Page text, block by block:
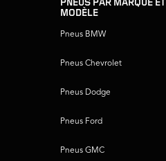
pied
de
PNEUS PAR MARQUE ET
MODÈLE
Pneus BMW
Pneus Chevrolet
Pneus Dodge
Pneus Ford
Pneus GMC